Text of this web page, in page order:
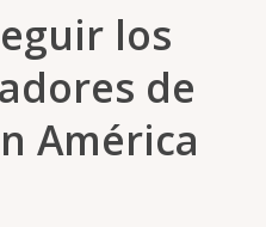
los
de
América